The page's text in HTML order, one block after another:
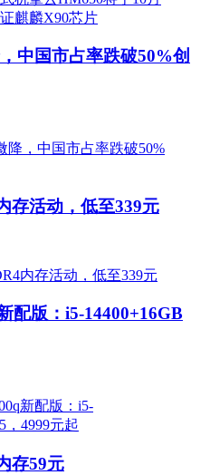
中国市占率跌破50%创
存活动，低至339元
配版：i5-14400+16GB
存59元